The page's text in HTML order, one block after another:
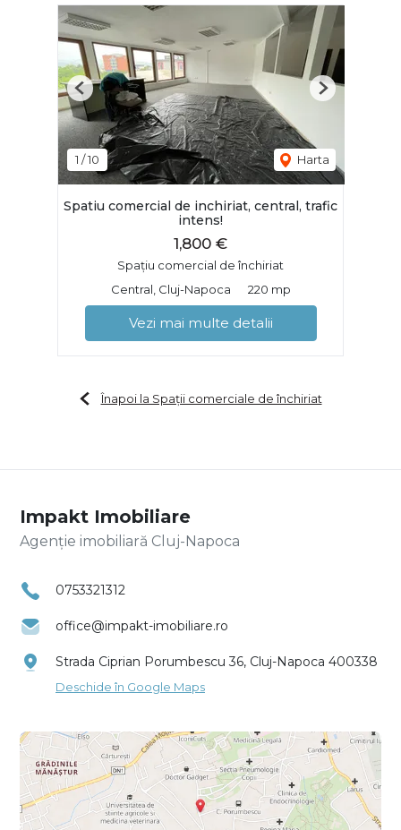
1 /10 Harta
Previous Next
Spatiu comercial de inchiriat, central, trafic
intens!
1,800 €
Spațiu comercial de închiriat
Central, Cluj-Napoca
220 mp
Vezi mai multe detalii
Înapoi la Spații comerciale de închiriat
Impakt Imobiliare
Agenție imobiliară Cluj-Napoca
0753321312
office@impakt-imobiliare.ro
Strada Ciprian Porumbescu 36, Cluj-Napoca 400338
Deschide în Google Maps